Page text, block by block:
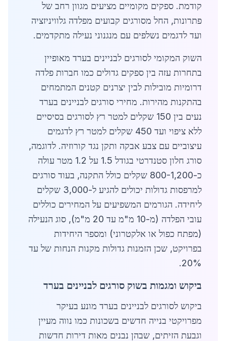
קודמת. ספקים מקומיים מציעים מגוון רחב של
פתרונות, החל מסורגים קבועים מפלדה גלוויניזציה
ועד לדגמים נשלפים עם מנגנוני נעילה מתקדמים.
השוק המקומי לסורגים לבניינים בערד מאופיין
בתחרות עזה בין ספקים גדולים כמו חברות פלדה
דרומיות מובילות לבין יצרנים קטנים המתמחים
בהתקנות מהירות. מחירי סורגים לבניינים בערד
נעים בין 150 שקלים למטר רץ לסורגים בסיסיים
ללא ציפוי ועד 450 שקלים למטר רץ לדגמים
עיצוביים עם צבע אבקה ותקן נגד קורוזיה. לדוגמה,
סורג חלון סטנדרטי בגודל 1.5 על 1.2 מטר עולה
כ-800-1,200 שקלים כולל התקנה, בעוד סורגים
למרפסות גדולות יכולים להגיע ל-3,000 שקלים
ליחידה. הגורמים המשפיעים על המחירים כוללים
עובי הפלדה (מ-10 מ"מ עד 20 מ"מ), סוג הנעילה
(מפתח כפול או אלקטרוני) ומספר היחידות
בפרויקט, שכן הזמנות גדולות מקנות הנחות של עד
20%.
ביקוש ומגמות בשוק סורגים לבניינים בערד
ביקוש לסורגים לבניינים בערד מונע בעיקר
מפרויקטי בנייה חדשים בשכונות כמו נווה מעיין
וגבעת הזיתים, שבהן נבנים מאות דירות חדשות